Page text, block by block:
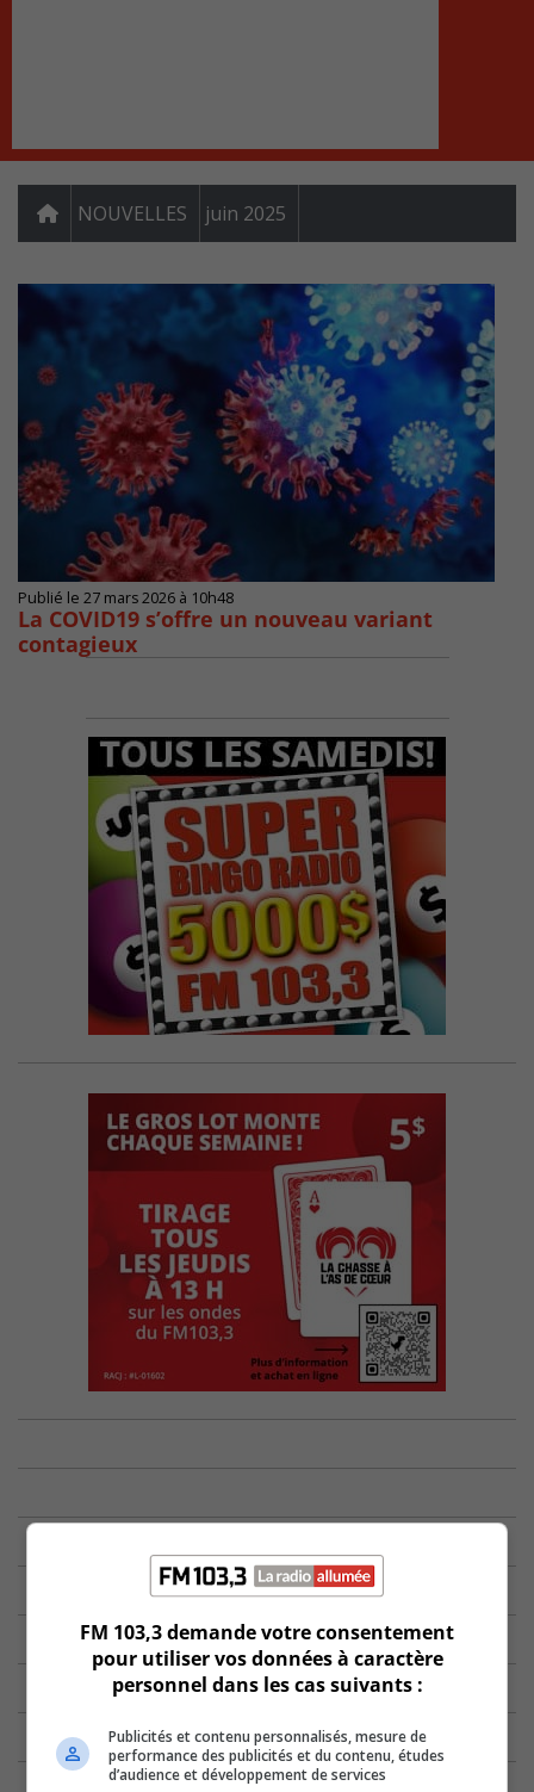
NOUVELLES juin 2025
Publié le 27 mars 2026 à 10h48
La COVID19 s’offre un nouveau variant
contagieux
FM 103,3 demande votre consentement
pour utiliser vos données à caractère
personnel dans les cas suivants :
Publicités et contenu personnalisés, mesure de
performance des publicités et du contenu, études
d’audience et développement de services